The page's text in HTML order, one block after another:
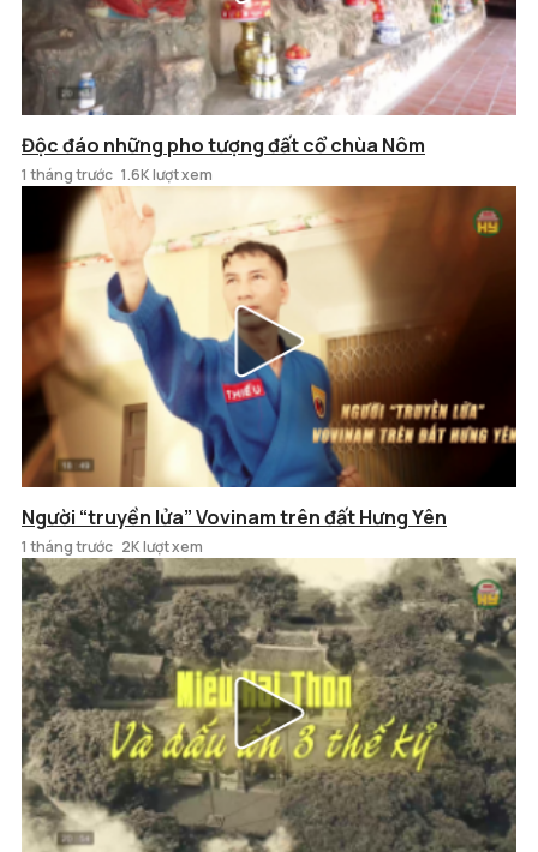
Độc đáo những pho tượng đất cổ chùa Nôm
1 tháng trước 1.6K lượt xem
Người “truyền lửa” Vovinam trên đất Hưng Yên
1 tháng trước 2K lượt xem